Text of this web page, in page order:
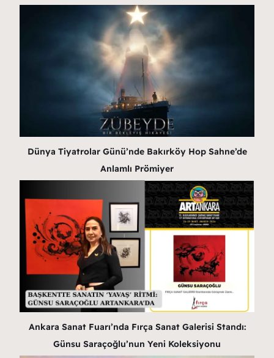
Dünya Tiyatrolar Günü’nde Bakırköy Hop Sahne’de
Anlamlı Prömiyer
Ankara Sanat Fuarı’nda Fırça Sanat Galerisi Standı:
Günsu Saraçoğlu’nun Yeni Koleksiyonu